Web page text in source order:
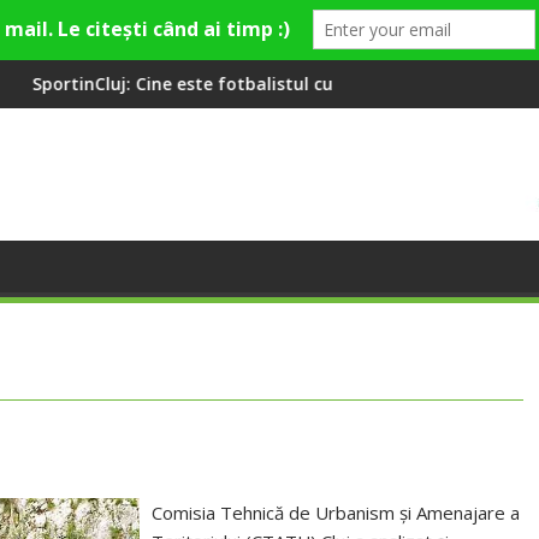
este fotbalistul cu două diplome care a învățat româna la 2
Compania de Apă
Comisia Tehnică de Urbanism și Amenajare a